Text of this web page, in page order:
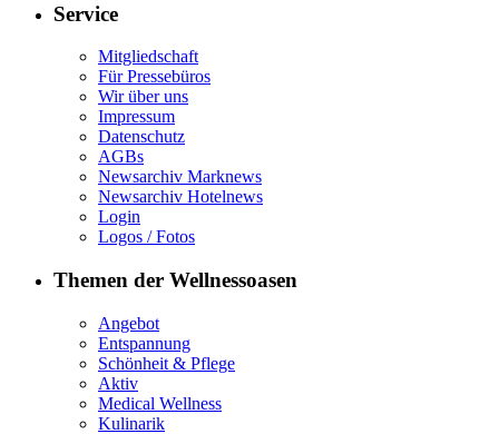
Service
Mitgliedschaft
Für Pressebüros
Wir über uns
Impressum
Datenschutz
AGBs
Newsarchiv Marknews
Newsarchiv Hotelnews
Login
Logos / Fotos
Themen der Wellnessoasen
Angebot
Entspannung
Schönheit & Pflege
Aktiv
Medical Wellness
Kulinarik